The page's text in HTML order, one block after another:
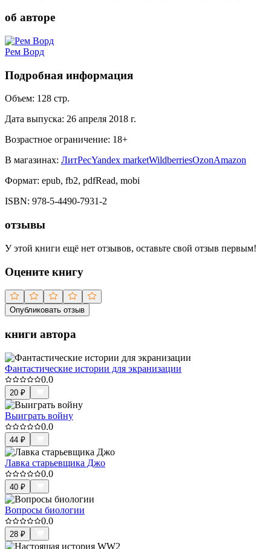
об авторе
Рем Ворд
Подробная информация
Объем: 128 стр.
Дата выпуска: 26 апреля 2018 г.
Возрастное ограничение: 18+
В магазинах: ЛитРесYandex marketWildberriesOzonAmazon
Формат: epub, fb2, pdfRead, mobi
ISBN: 978-5-4490-7931-2
отзывы
У этой книги ещё нет отзывов, оставьте свой отзыв первым!
Оцените книгу
Опубликовать отзыв
книги автора
Фантастические истории для экранизации
0.0
20 ₽
Выиграть войну
0.0
44 ₽
Лавка старьевщика Джо
0.0
40 ₽
Вопросы биологии
0.0
28 ₽